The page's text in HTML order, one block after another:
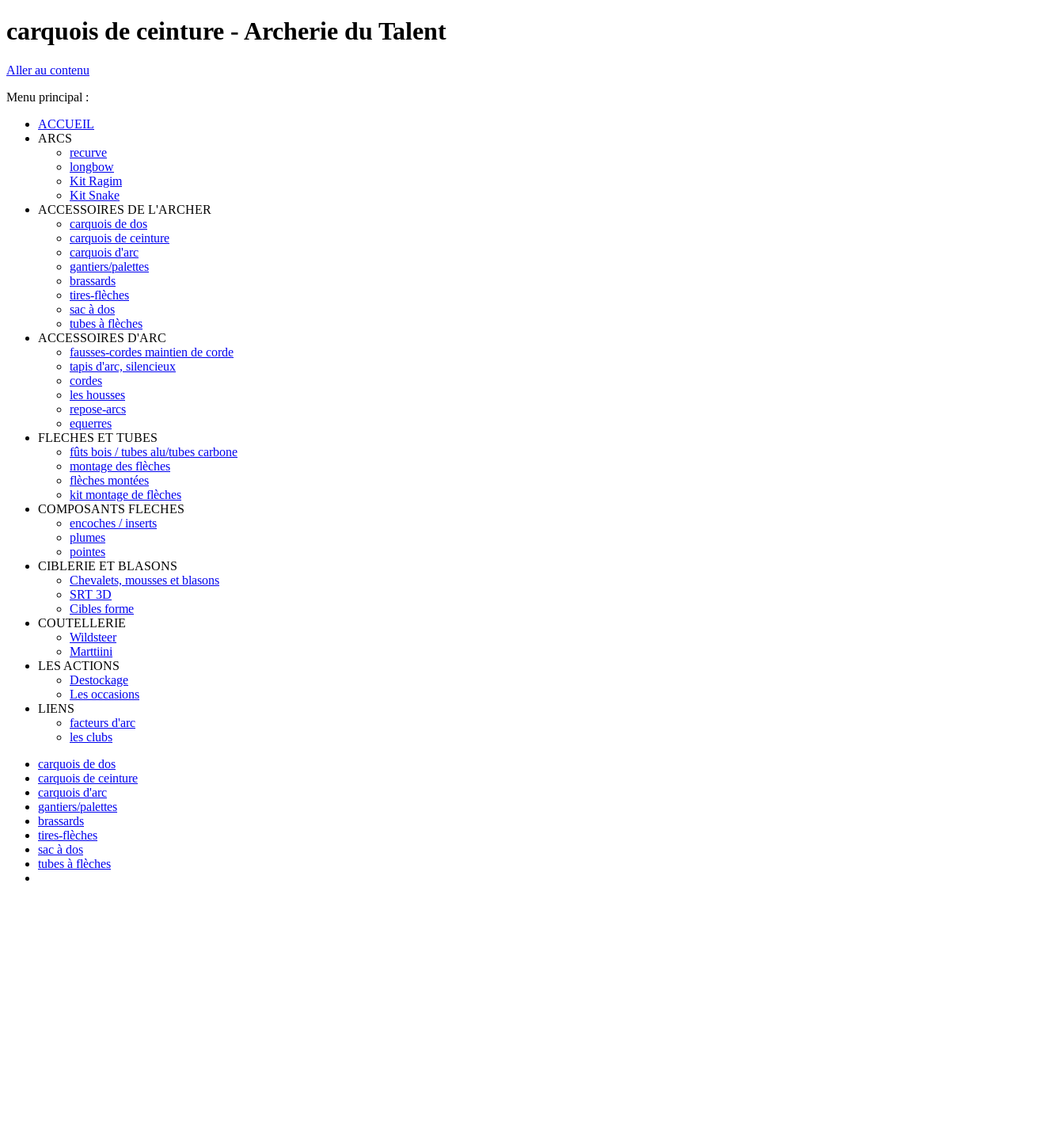
carquois de ceinture - Archerie du Talent
Aller au contenu
Menu principal :
ACCUEIL
ARCS
recurve
longbow
Kit Ragim
Kit Snake
ACCESSOIRES DE L'ARCHER
carquois de dos
carquois de ceinture
carquois d'arc
gantiers/palettes
brassards
tires-flèches
sac à dos
tubes à flèches
ACCESSOIRES D'ARC
fausses-cordes maintien de corde
tapis d'arc, silencieux
cordes
les housses
repose-arcs
equerres
FLECHES ET TUBES
fûts bois / tubes alu/tubes carbone
montage des flèches
flèches montées
kit montage de flèches
COMPOSANTS FLECHES
encoches / inserts
plumes
pointes
CIBLERIE ET BLASONS
Chevalets, mousses et blasons
SRT 3D
Cibles forme
COUTELLERIE
Wildsteer
Marttiini
LES ACTIONS
Destockage
Les occasions
LIENS
facteurs d'arc
les clubs
carquois de dos
carquois de ceinture
carquois d'arc
gantiers/palettes
brassards
tires-flèches
sac à dos
tubes à flèches